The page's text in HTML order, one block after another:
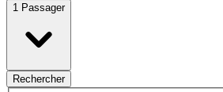
1 Passager
Rechercher